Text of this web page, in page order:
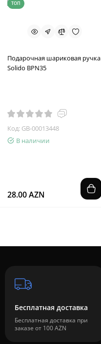
ТОП
Подарочная шариковая ручка
Solido BPN35
Код: GB-00013448
В наличии
28.00 AZN
Бесплатная доставка
Бесплатная доставка при
заказе от 100 AZN